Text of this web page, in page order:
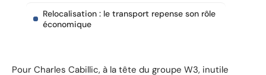
Relocalisation : le transport repense son rôle
économique
Pour Charles Cabillic, à la tête du groupe W3, inutile